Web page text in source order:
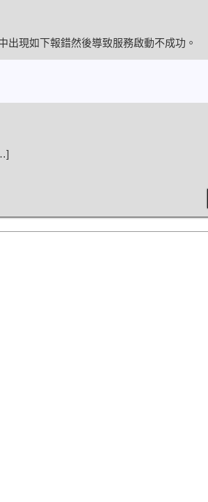
出現如下報錯然後導致服務啟動不成功。